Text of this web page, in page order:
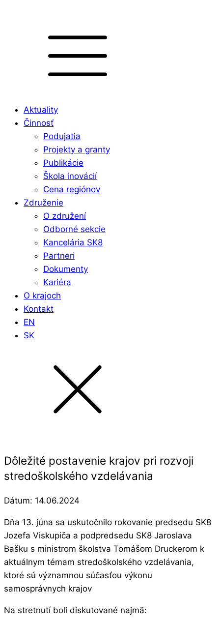
Aktuality
Činnosť
Podujatia
Projekty a granty
Publikácie
Škola inovácií
Cena regiónov
Združenie
O združení
Odborné sekcie
Kancelária SK8
Partneri
Dokumenty
Kariéra
O krajoch
Kontakt
EN
SK
Dôležité postavenie krajov pri rozvoji
stredoškolského vzdelávania
Dátum: 14.06.2024
Dňa 13. júna sa uskutočnilo rokovanie predsedu SK8
Jozefa Viskupiča a podpredsedu SK8 Jaroslava
Bašku s ministrom školstva Tomášom Druckerom k
aktuálnym témam stredoškolského vzdelávania,
ktoré sú významnou súčasťou výkonu
samosprávnych krajov
Na stretnutí boli diskutované najmä: